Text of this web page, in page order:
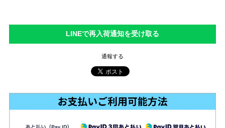
LINEで再入荷通知を受け取る
通報する